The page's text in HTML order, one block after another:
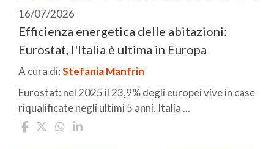
16/07/2026
Efficienza energetica delle abitazioni:
Eurostat, l'Italia è ultima in Europa
A cura di:Stefania Manfrin
Eurostat: nel 2025 il 23,9% degli europei vive in case
riqualificate negli ultimi 5 anni. Italia ...